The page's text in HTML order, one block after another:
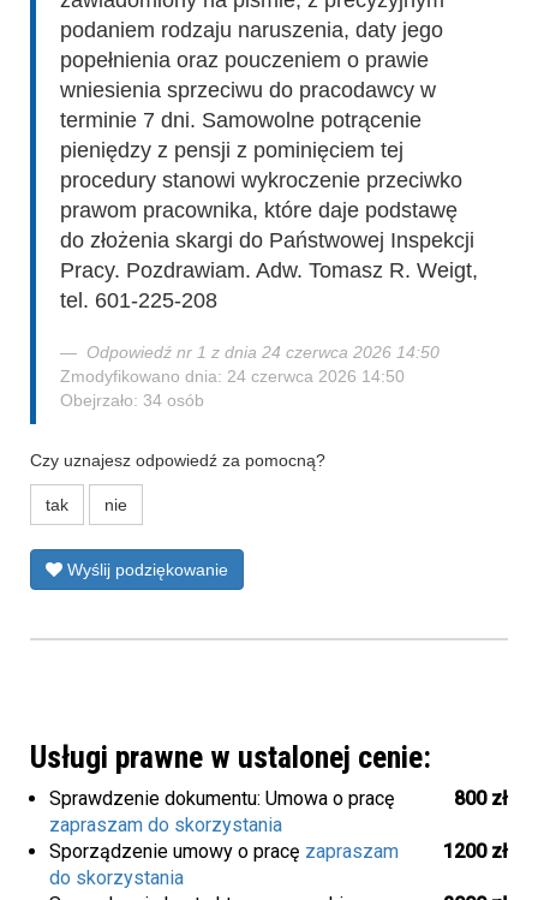
podaniem rodzaju naruszenia, daty jego
popełnienia oraz pouczeniem o prawie
wniesienia sprzeciwu do pracodawcy w
terminie 7 dni. Samowolne potrącenie
pieniędzy z pensji z pominięciem tej
procedury stanowi wykroczenie przeciwko
prawom pracownika, które daje podstawę
do złożenia skargi do Państwowej Inspekcji
Pracy. Pozdrawiam. Adw. Tomasz R. Weigt,
tel. 601-225-208
Odpowiedź nr 1 z dnia 24 czerwca 2026 14:50
Zmodyfikowano dnia: 24 czerwca 2026 14:50
Obejrzało: 34 osób
Czy uznajesz odpowiedź za pomocną?
tak nie
Wyślij podziękowanie
Usługi prawne w ustalonej cenie:
Sprawdzenie dokumentu: Umowa o pracę
800 zł
zapraszam do skorzystania
Sporządzenie umowy o pracę
1200 zł
zapraszam
do skorzystania